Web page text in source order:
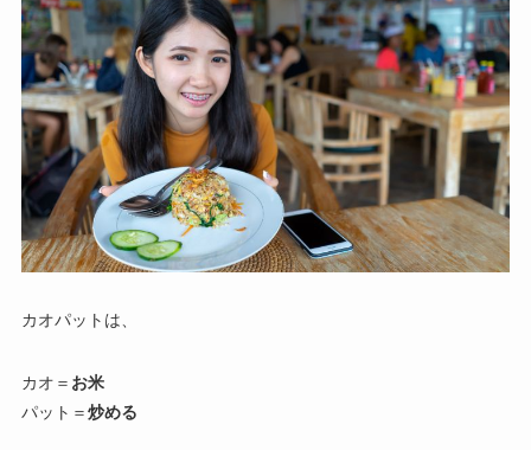
カオパットは、
カオ＝ お米
パット＝炒める